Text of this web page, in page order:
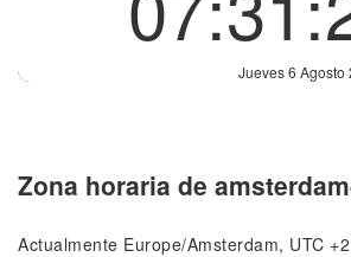
Jueves 6 Agosto
Zona horaria de
Actualmente Europe/Amsterdam, UTC